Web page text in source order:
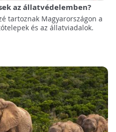
az állatvédelemben?
tartoznak Magyarországon a
és az állatviadalok.